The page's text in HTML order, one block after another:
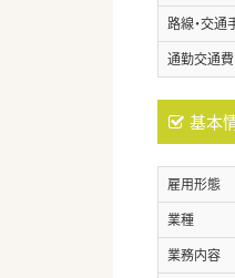
路線・交通
通勤交通費
基本
雇用形態
業種
業務内容